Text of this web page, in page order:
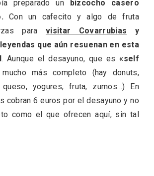
preparado un
bizcocho casero
Con un cafecito y algo de fruta
paravisitar Covarrubias y
que aún resuenan en esta
. Aunque el desayuno, que es«self
más completo (hay donuts,
yogures, fruta, zumos…) En
cobran 6 euros por el desayuno y no
como el que ofrecen aquí, sin tal